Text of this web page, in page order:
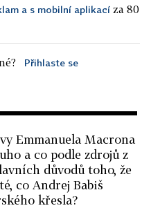
a s mobilní aplikací za 80
Přihlaste se
Emmanuela Macrona
a co podle zdrojů z
důvodů toho, že
co Andrej Babiš
křesla?